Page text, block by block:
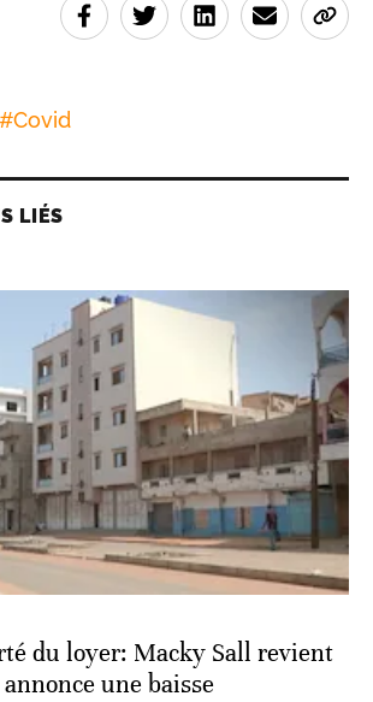
#Covid
LIÉS
du loyer: Macky Sall revient
une baisse